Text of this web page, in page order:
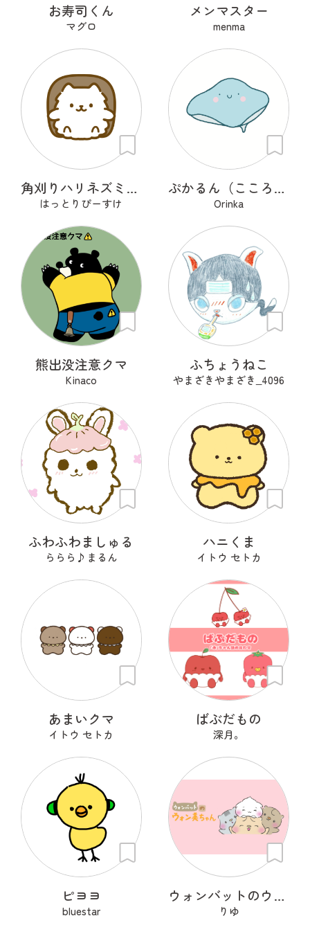
お寿司くん
マグロ
メンマスター
menma
角刈りハリネズミくん
はっとりぴーすけ
ぷかるん（こころの海を旅するエイ）
Orinka
熊出没注意クマ
Kinaco
ふちょうねこ
やまざきやまざき‗4096
ふわふわましゅる
ららら♪まるん
ハニくま
イトウ セトカ
あまいクマ
イトウ セトカ
ばぶだもの
深月。
ピヨヨ
bluestar
ウォンバットのウォン美ちゃん
りゆ